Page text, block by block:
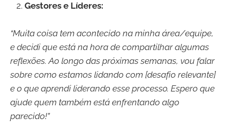
Gestores e Líderes:
“Muita coisa tem acontecido na minha área/equipe,
e decidi que está na hora de compartilhar algumas
reflexões. Ao longo das próximas semanas, vou falar
sobre como estamos lidando com [desafio relevante]
e o que aprendi liderando esse processo. Espero que
ajude quem também está enfrentando algo
parecido!”